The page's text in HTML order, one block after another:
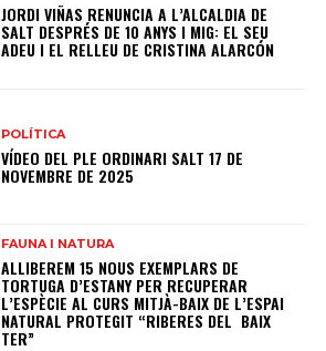
JORDI VIÑAS RENUNCIA A L’ALCALDIA DE
SALT DESPRÉS DE 10 ANYS I MIG: EL SEU
ADEU I EL RELLEU DE CRISTINA ALARCÓN
POLÍTICA
VÍDEO DEL PLE ORDINARI SALT 17 DE
NOVEMBRE DE 2025
FAUNA I NATURA
ALLIBEREM 15 NOUS EXEMPLARS DE
TORTUGA D’ESTANY PER RECUPERAR
L’ESPÈCIE AL CURS MITJÀ-BAIX DE L’ESPAI
NATURAL PROTEGIT “RIBERES DEL BAIX
TER”